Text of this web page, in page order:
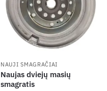
NAUJI SMAGRAČIAI
Naujas dviejų masių
smagratis